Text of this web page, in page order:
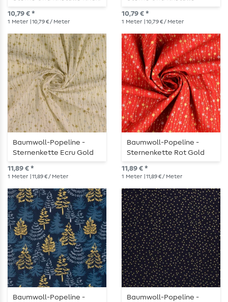
Gold
10,79 € *
1 Meter | 10,79 € / Meter
Petrol Gold
10,79 € *
1 Meter | 10,79 € / Meter
Baumwoll-Popeline -
Sternenkette Ecru Gold
Silber
11,89 € *
1 Meter | 11,89 € / Meter
Baumwoll-Popeline -
Sternenkette Rot Gold
Silber
11,89 € *
1 Meter | 11,89 € / Meter
Baumwoll-Popeline -
Baumwoll-Popeline -